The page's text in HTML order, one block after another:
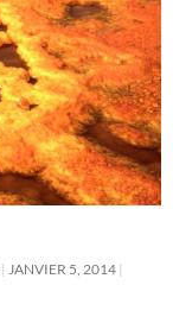
JANVIER 5, 2014